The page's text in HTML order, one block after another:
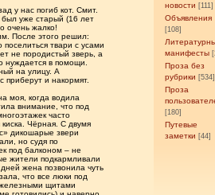
новости [111]
Объявления
[108]
манифесты
Проза без
рубрики [534]
Проза
[180]
Путевые
заметки [44]
у нас погиб кот. Смит.
уже старый (16 лет
очень жалко!
После этого решил:
твари с усами
не породистый зверь, а
нуждается в помощи.
на улицу. А
приберут и накормят.
моя, когда водила
внимание, что под
часто
киска. Чёрная. С двумя
дикошарые звери
но судя по
под балконом – не
жители подкармливали
жена позвонила чуть
что все люки под
щитами